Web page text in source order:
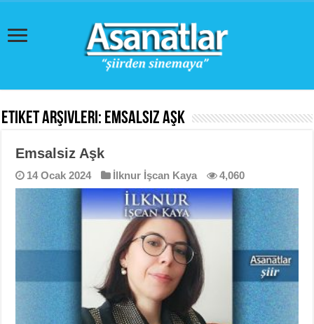
Etiket Arşivleri: Emsalsiz Aşk
Emsalsiz Aşk
14 Ocak 2024 İlknur İşcan Kaya 4,060